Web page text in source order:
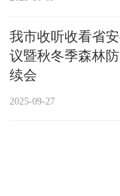
我市收听收看省
议暨秋冬季森林
续会
2025-09-27